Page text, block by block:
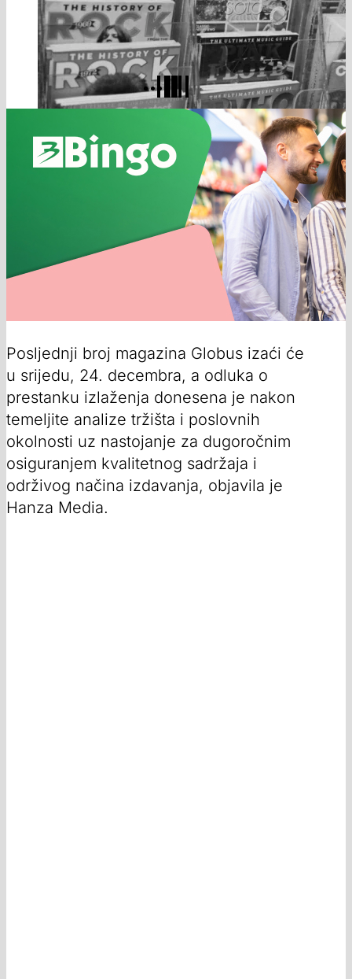
Posljednji broj magazina Globus izaći će
u srijedu, 24. decembra, a odluka o
prestanku izlaženja donesena je nakon
temeljite analize tržišta i poslovnih
okolnosti uz nastojanje za dugoročnim
osiguranjem kvalitetnog sadržaja i
održivog načina izdavanja, objavila je
Hanza Media.